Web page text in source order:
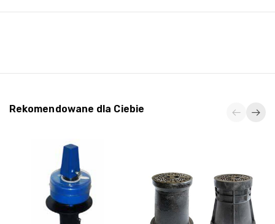
Rekomendowane dla Ciebie